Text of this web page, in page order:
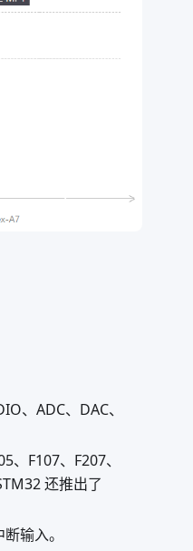
、ADC、DAC、
F107、F207、
还推出了
输入。